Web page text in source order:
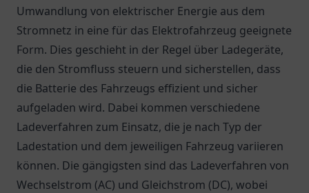
Umwandlung von elektrischer Energie aus dem
Stromnetz in eine für das Elektrofahrzeug geeignete
Form. Dies geschieht in der Regel über Ladegeräte,
die den Stromfluss steuern und sicherstellen, dass
die Batterie des Fahrzeugs effizient und sicher
aufgeladen wird. Dabei kommen verschiedene
Ladeverfahren zum Einsatz, die je nach Typ der
Ladestation und dem jeweiligen Fahrzeug variieren
können. Die gängigsten sind das Ladeverfahren von
Wechselstrom (AC) und Gleichstrom (DC), wobei